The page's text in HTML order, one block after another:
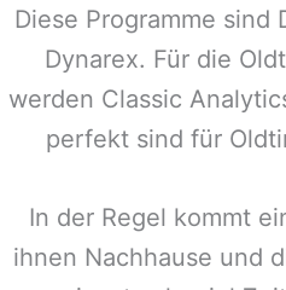
Diese Programme sind
Dynarex. Für die
werden Classic
perfekt sind für
In der Regel kommt
ihnen Nachhause und